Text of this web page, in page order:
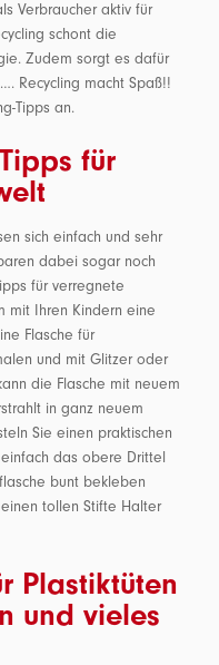
Verbraucher aktiv für
schont die
Zudem sorgt es dafür
Recycling macht Spaß!!
Tipps an.
für
sich einfach und sehr
dabei sogar noch
für verregnete
mit Ihren Kindern eine
Flasche für
und mit Glitzer oder
die Flasche mit neuem
in ganz neuem
Sie einen praktischen
das obere Drittel
bunt bekleben
tollen Stifte Halter
Plastiktüten
und vieles